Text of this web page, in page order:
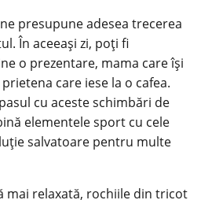
presupune adesea trecerea
În aceeași zi, poți fi
o prezentare, mama care își
care iese la o cafea.
cu aceste schimbări de
elementele sport cu cele
salvatoare pentru multe
mai relaxată, rochiile din tricot